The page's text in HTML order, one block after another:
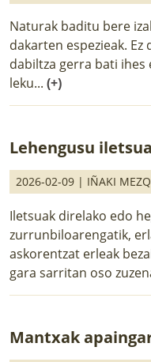
Naturak baditu bere
dakarten espezieak.
dabiltza gerra bati ihes
leku... (+)
Lehengusu iletsua
2026-02-09 | IÑAKI
Iletsuak direlako edo
zurrunbiloarengatik,
askorentzat erleak
gara sarritan oso
Mantxak